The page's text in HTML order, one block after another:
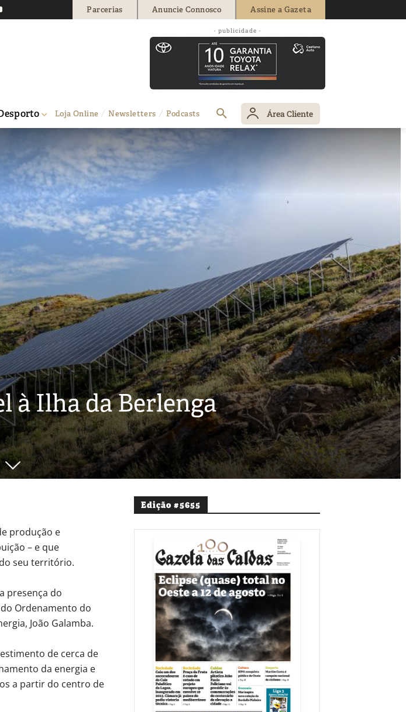
Parcerias Anuncie Connosco Assine a Gazeta
- publicidade -
Loja Online Newsletters Podcasts Área Cliente
à Ilha da Berlenga
produção e
– e que
seu território.
presença do
Ordenamento do
João Galamba.
de cerca de
da energia e
a partir do centro de
Edição #5655